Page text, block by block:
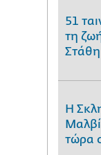
51
τη
Η
τώρα